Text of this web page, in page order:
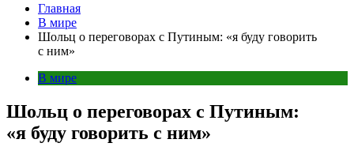
Главная
В мире
Шольц о переговорах с Путиным: «я буду говорить
с ним»
В мире
Шольц о переговорах с Путиным:
«я буду говорить с ним»